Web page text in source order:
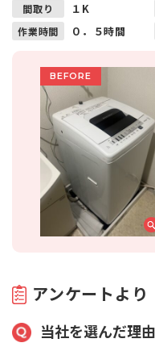
間取り １K
作業時間 ０．５時間
アンケートより
当社を選んだ理